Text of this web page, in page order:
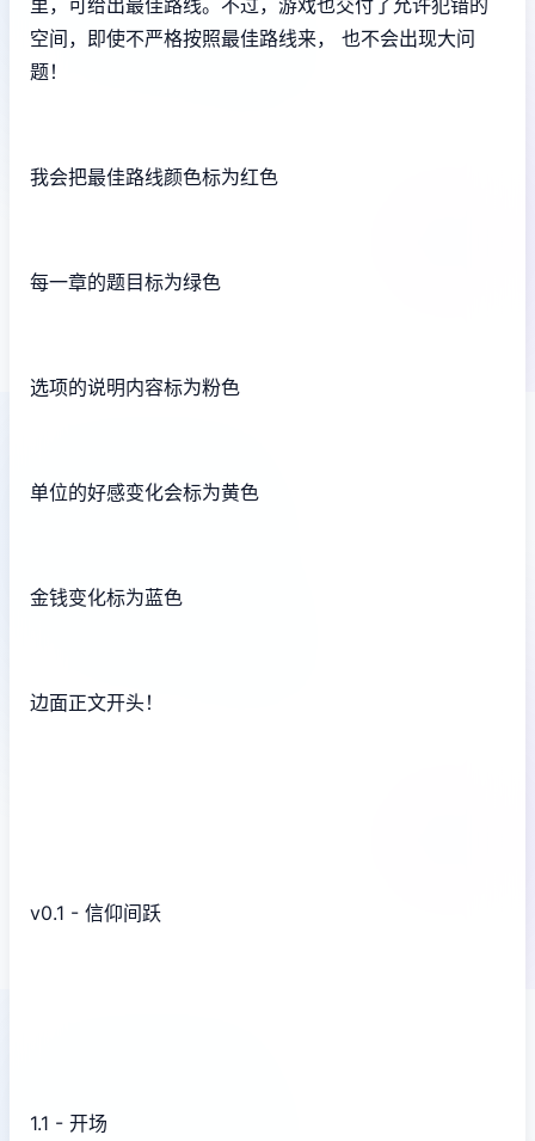
里，可给出最佳路线。不过，游戏也交付了允许犯错的
空间，即使不严格按照最佳路线来， 也不会出现大问
题！
我会把最佳路线颜色标为红色
每一章的题目标为绿色
选项的说明内容标为粉色
单位的好感变化会标为黄色
金钱变化标为蓝色
边面正文开头！
v0.1 - 信仰间跃
1.1 - 开场